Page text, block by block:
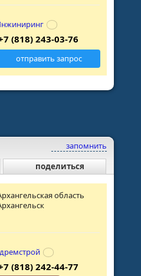
(818) 243-03-76
отправить запрос
запомнить
поделиться
область
(818) 242-44-77